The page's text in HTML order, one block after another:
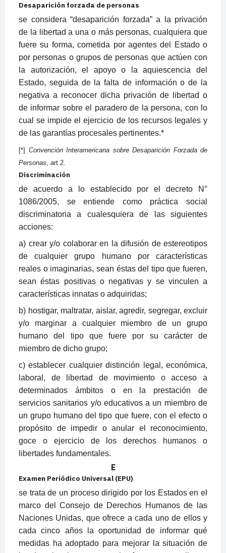
Desaparición forzada de personas
se considera “desaparición forzada” a la privación
de la libertad a una o más personas, cualquiera que
fuere su forma, cometida por agentes del Estado o
por personas o grupos de personas que actúen con
la autorización, el apoyo o la aquiescencia del
Estado, seguida de la falta de información o de la
negativa a reconocer dicha privación de libertad o
de informar sobre el paradero de la persona, con lo
cual se impide el ejercicio de los recursos legales y
de las garantías procesales pertinentes.*
[*] Convención Interamericana sobre Desaparición Forzada de
Personas, art 2.
Discriminación
de acuerdo a lo establecido por el decreto N°
1086/2005, se entiende como práctica social
discriminatoria a cualesquiera de las siguientes
acciones:
a) crear y/o colaborar en la difusión de estereotipos
de cualquier grupo humano por características
reales o imaginarias, sean éstas del tipo que fueren,
sean éstas positivas o negativas y se vinculen a
características innatas o adquiridas;
b) hostigar, maltratar, aislar, agredir, segregar, excluir
y/o marginar a cualquier miembro de un grupo
humano del tipo que fuere por su carácter de
miembro de dicho grupo;
c) establecer cualquier distinción legal, económica,
laboral, de libertad de movimiento o acceso a
determinados ámbitos o en la prestación de
servicios sanitarios y/o educativos a un miembro de
un grupo humano del tipo que fuere, con el efecto o
propósito de impedir o anular el reconocimiento,
goce o ejercicio de los derechos humanos o
libertades fundamentales.
E
Examen Periódico Universal (EPU)
se trata de un proceso dirigido por los Estados en el
marco del Consejo de Derechos Humanos de las
Naciones Unidas, que ofrece a cada uno de ellos y
cada cinco años la oportunidad de informar qué
medidas ha adoptado para mejorar la situación de